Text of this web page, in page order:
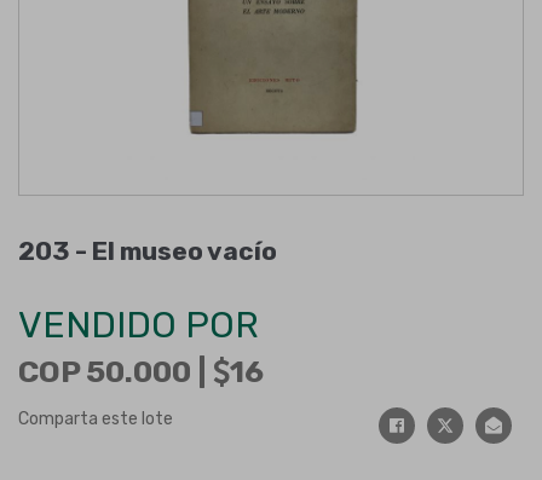
203 - El museo vacío
VENDIDO POR
COP 50.000 | 16
Comparta este lote